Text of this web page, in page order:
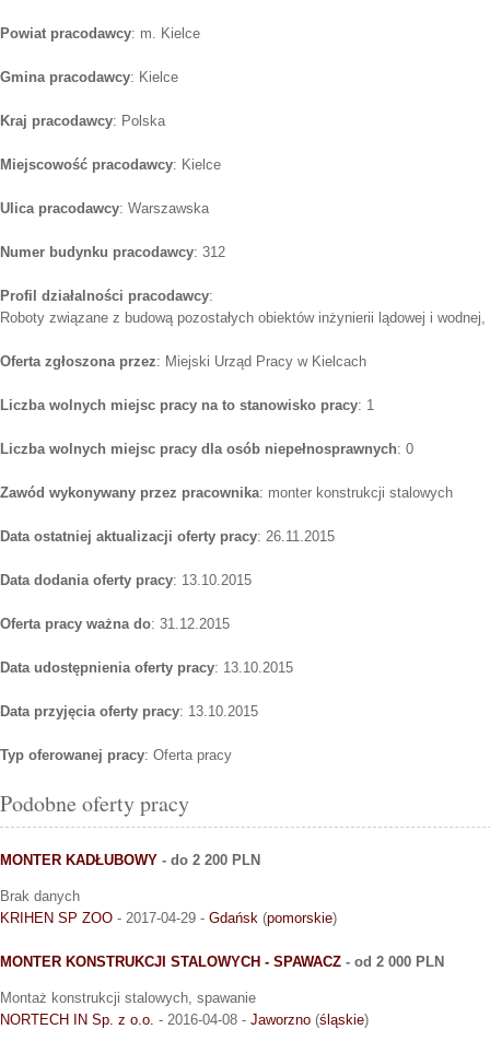
Powiat pracodawcy: m. Kielce
Gmina pracodawcy: Kielce
Kraj pracodawcy: Polska
Miejscowość pracodawcy: Kielce
Ulica pracodawcy: Warszawska
Numer budynku pracodawcy: 312
Profil działalności pracodawcy:
Roboty związane z budową pozostałych obiektów inżynierii lądowej i
Oferta zgłoszona przez: Miejski Urząd Pracy w Kielcach
Liczba wolnych miejsc pracy na to stanowisko pracy: 1
Liczba wolnych miejsc pracy dla osób niepełnosprawnych: 0
Zawód wykonywany przez pracownika: monter konstrukcji stalowych
Data ostatniej aktualizacji oferty pracy: 26.11.2015
Data dodania oferty pracy: 13.10.2015
Oferta pracy ważna do: 31.12.2015
Data udostępnienia oferty pracy: 13.10.2015
Data przyjęcia oferty pracy: 13.10.2015
Typ oferowanej pracy: Oferta pracy
Podobne oferty pracy
MONTER KADŁUBOWY - do 2 200 PLN
Brak danych
KRIHEN SP ZOO - 2017-04-29 - Gdańsk (pomorskie)
MONTER KONSTRUKCJI STALOWYCH - SPAWACZ - od 2 000 PLN
Montaż konstrukcji stalowych, spawanie
NORTECH IN Sp. z o.o. - 2016-04-08 - Jaworzno (śląskie)